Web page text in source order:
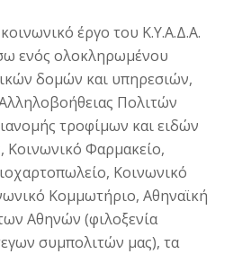
έργο του Κ.Υ.Α.Δ.Α.
ενός ολοκληρωμένου
δομών και υπηρεσιών,
Πολιτών
τροφίμων και ειδών
Κοινωνικό Φαρμακείο,
Κοινωνικό
Κομμωτήριο, Αθηναϊκή
Αθηνών (φιλοξενία
συμπολιτών μας), τα